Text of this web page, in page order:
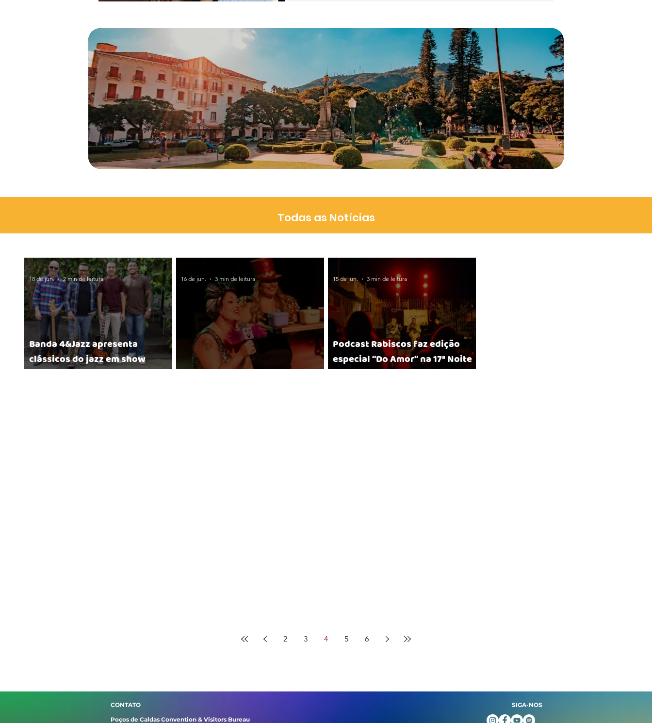
Todas as Notícias
Banda 4&Jazz apresenta
clássicos do jazz em show
18 de jun. 2 min de leitura 16 de jun. 3 min de leitura
Podcast Rabiscos faz edição
especial “Do Amor” na 17ª Noite
15 de jun. 3 min de leitura
2 3 4 5 6
CONTATO
Poços de Caldas Convention & Visitors Bureau
SIGA-NOS